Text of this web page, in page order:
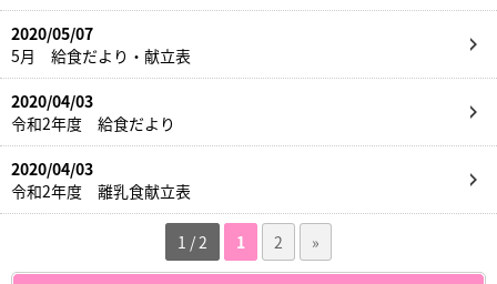
2020/05/07
5月 給食だより・献立表
2020/04/03
令和2年度 給食だより
2020/04/03
令和2年度 離乳食献立表
1 / 2 1 2 »